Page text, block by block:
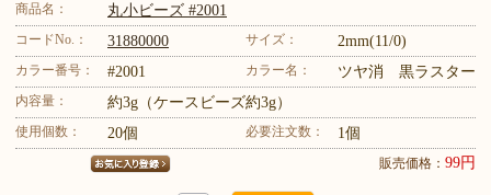
商品名： 丸小ビーズ #2001
コードNo.： 31880000 サイズ： 2mm(11/0)
カラー番号： #2001 カラー名： ツヤ消 黒ラスター
内容量： 約3g（ケースビーズ約3g）
使用個数： 20個 必要注文数： 1個
販売価格： 99円